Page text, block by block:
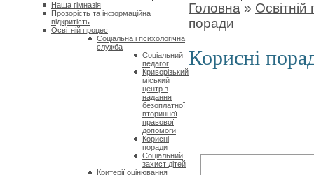
Наша гімназія
Прозорість та інформаційна
відкритість
Освітній процес
Соціальна і психологічна
служба
Соціальний
педагог
Криворізький
міський
центр з
надання
безоплатної
вторинної
правової
допомоги
Корисні
поради
Соціальний
захист дітей
Критерії оцінювання
Головна »
поради
Корисні